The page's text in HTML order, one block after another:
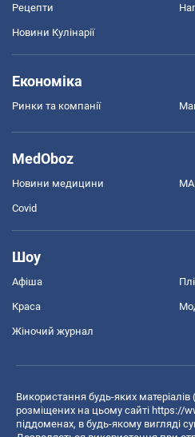
Рецепти
Новини Кулінарії
Економіка
Ринки та компанії
MedOboz
Новини медицини
Covid
Шоу
Афіша
Краса
Жіночий журнал
Використання будь-яких матеріалів
розміщених на цьому сайті https://
піддоменах, в будь-якому вигляді